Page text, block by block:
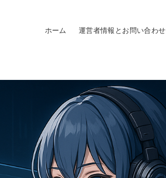
ホーム 運営者情報とお問い合わせ